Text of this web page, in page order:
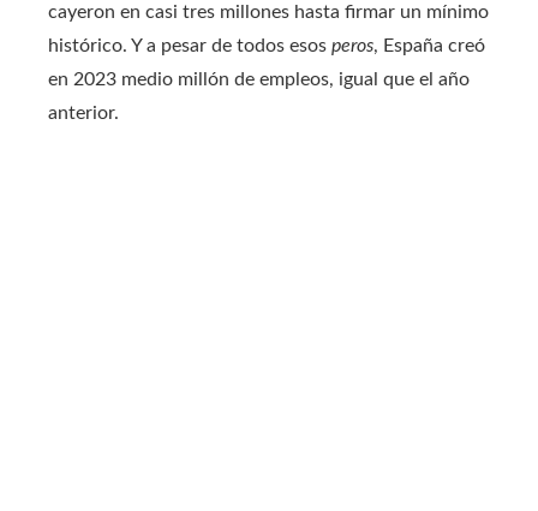
cayeron en casi tres millones hasta firmar un mínimo
histórico. Y a pesar de todos esos peros, España creó
en 2023 medio millón de empleos, igual que el año
anterior.